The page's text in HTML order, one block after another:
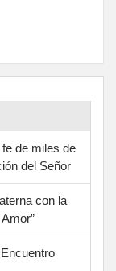
de miles de
del Señor
con la